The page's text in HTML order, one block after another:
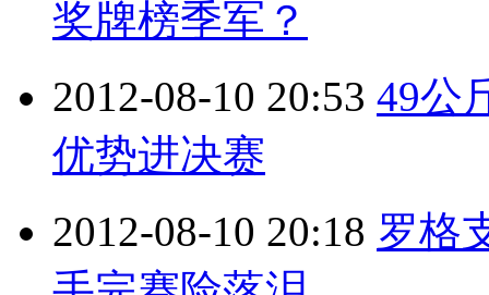
奖牌榜季军？
2012-08-10 20:53 49公
优势进决赛
2012-08-10 20:18 罗格